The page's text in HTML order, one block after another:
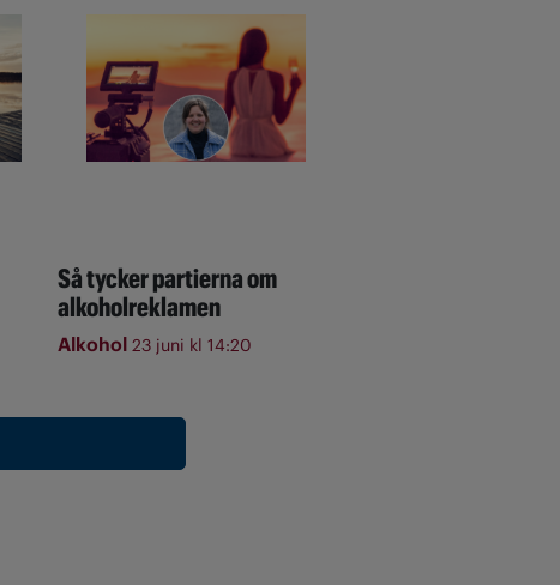
Så tycker partierna om
alkoholreklamen
Alkohol 23 juni kl 14:20